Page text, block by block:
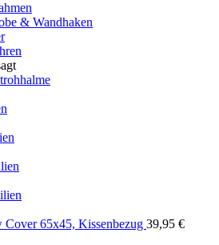
& Wandhaken
Cover 65x45, Kissenbezug 39,95 €